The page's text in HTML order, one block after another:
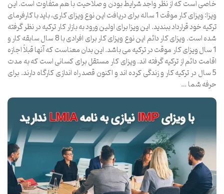
خاصی است که از نظر واجد شرایط بودن و صلاحیت با هم متفاوت است. این
ویزا: ویزای کار موقت 1 ساله برای دریافت این نوع ویزای کاری، باید با کارفرمای
ترکیه خود قرارداد ببندید. این ویزا برای اولین ورود به بازار کار ترکیه در نظر گرفته
شده است. ویزای کار دائم این نوع ویزای کار برای افرادی با 8 سال سابقه کار و
1 سال ویزای کار موقت در ترکیه می باشد. این بدان معناست که آنها قبلاً اجازه
اقامت دائم از ترکیه گرفته اند. ویزای کار مستقل برای کسانی است که به مدت
5 سال در ترکیه کار و زندگی کرده اند و اکنون قصد راه اندازی کارگاه دارند. برای
حرفه شما …